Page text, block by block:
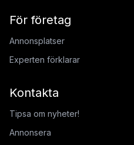
För företag
Annonsplatser
Experten förklarar
Kontakta
Tipsa om nyheter!
Annonsera